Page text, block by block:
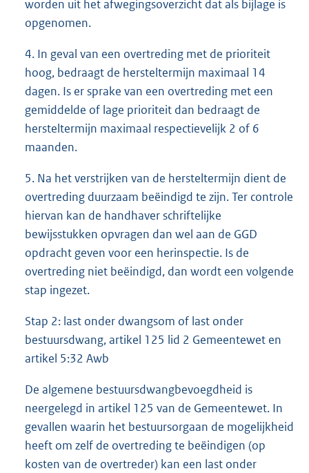
worden uit het afwegingsoverzicht dat als bijlage is
opgenomen.
4. In geval van een overtreding met de prioriteit
hoog, bedraagt de hersteltermijn maximaal 14
dagen. Is er sprake van een overtreding met een
gemiddelde of lage prioriteit dan bedraagt de
hersteltermijn maximaal respectievelijk 2 of 6
maanden.
5. Na het verstrijken van de hersteltermijn dient de
overtreding duurzaam beëindigd te zijn. Ter controle
hiervan kan de handhaver schriftelijke
bewijsstukken opvragen dan wel aan de GGD
opdracht geven voor een herinspectie. Is de
overtreding niet beëindigd, dan wordt een volgende
stap ingezet.
Stap 2: last onder dwangsom of last onder
bestuursdwang, artikel 125 lid 2 Gemeentewet en
artikel 5:32 Awb
De algemene bestuursdwangbevoegdheid is
neergelegd in artikel 125 van de Gemeentewet. In
gevallen waarin het bestuursorgaan de mogelijkheid
heeft om zelf de overtreding te beëindigen (op
kosten van de overtreder) kan een last onder